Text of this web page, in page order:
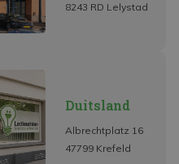
8243 RD Lelystad
Duitsland
Albrechtplatz 16
47799 Krefeld